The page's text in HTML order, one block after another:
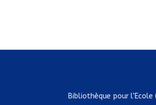
Bibliothèque pour l’Ecole